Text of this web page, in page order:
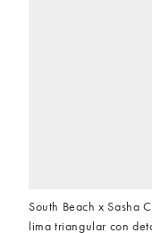
South Beach x Sasha
lima triangular con